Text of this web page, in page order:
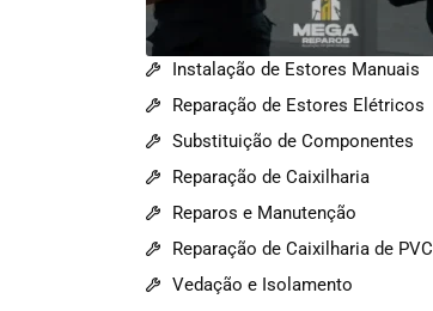
Instalação de Estores Manuais
Reparação de Estores Elétricos
Substituição de Componentes
Reparação de Caixilharia
Reparos e Manutenção
Reparação de Caixilharia de PVC
Vedação e Isolamento